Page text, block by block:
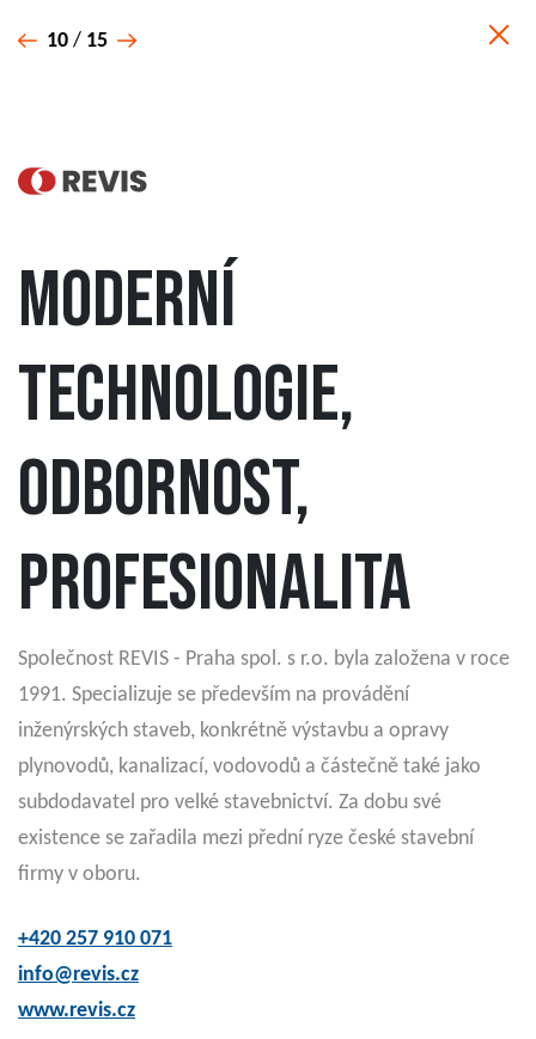
10 / 15
Moderní
technologie,
odbornost,
profesionalita
Společnost REVIS - Praha spol. s r.o. byla založena v roce
1991. Specializuje se především na provádění
inženýrských staveb, konkrétně výstavbu a opravy
plynovodů, kanalizací, vodovodů a částečně také jako
subdodavatel pro velké stavebnictví. Za dobu své
existence se zařadila mezi přední ryze české stavební
firmy v oboru.
+420 257 910 071
info@revis.cz
www.revis.cz